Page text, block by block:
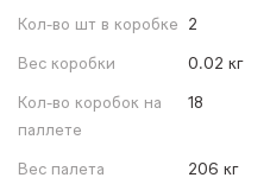
Кол-во шт в коробке 2
Вес коробки
0.02 кг
Кол-во коробок на
паллете
18
Вес палета
206 кг